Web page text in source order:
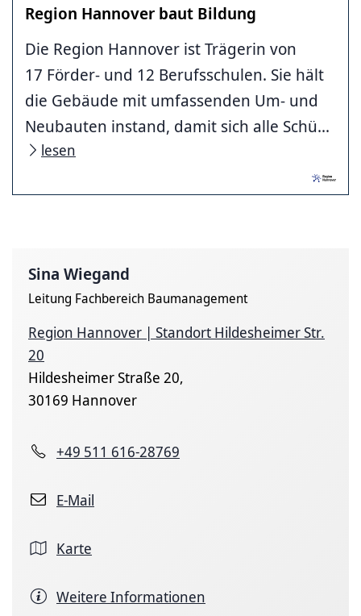
Region Hannover baut Bildung
Die Region Hannover ist Trägerin von
17 Förder- und 12 Berufsschulen. Sie hält
die Gebäude mit umfassenden Um- und
Neubauten instand, damit sich alle Schü...
lesen
Sina Wiegand
Leitung Fachbereich Baumanagement
Region Hannover | Standort Hildesheimer Str.
20
Hildesheimer Straße 20,
30169 Hannover
+49 511 616-28769
E-Mail
Karte
Weitere Informationen